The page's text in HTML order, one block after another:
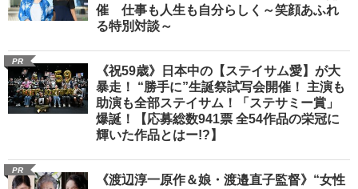
催 仕事も人生も自分らしく～笑顔あふれ
る特別対談～
PR
《祝59歳》日本中の【ステイサム愛】が大
暴走！ “勝手に”生誕祭試写会開催！ 主演も
助演も全部ステイサム！「ステサミー賞」
爆誕！【応募総数941票 全54作品の栄冠に
輝いた作品とはー!?】
PR
《渡辺淳一原作＆娘・渡邉直子監督》“女性